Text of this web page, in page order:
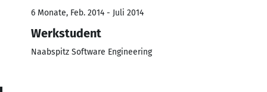
6 Monate, Feb. 2014 - Juli 2014
Werkstudent
Naabspitz Software Engineering